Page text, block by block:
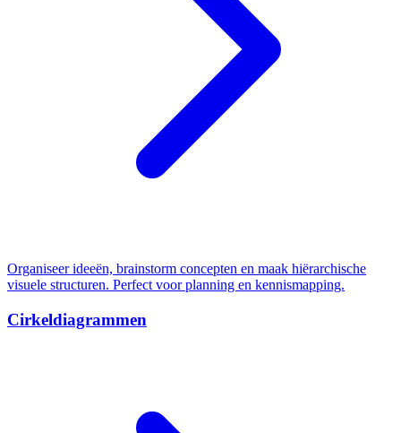
Organiseer ideeën, brainstorm concepten en maak hiërarchische
visuele structuren. Perfect voor planning en kennismapping.
Cirkeldiagrammen